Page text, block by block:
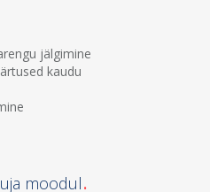
jälgimine
kaudu
moodul